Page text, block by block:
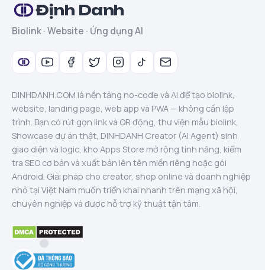
Định Danh
Biolink · Website · Ứng dụng AI
DINHDANH.COM là nền tảng no-code và AI để tạo biolink,
website, landing page, web app và PWA — không cần lập
trình. Bạn có rút gọn link và QR động, thư viện mẫu biolink,
Showcase dự án thật, DINHDANH Creator (AI Agent) sinh
giao diện và logic, kho Apps Store mở rộng tính năng, kiểm
tra SEO cơ bản và xuất bản lên tên miền riêng hoặc gói
Android. Giải pháp cho creator, shop online và doanh nghiệp
nhỏ tại Việt Nam muốn triển khai nhanh trên mạng xã hội,
chuyên nghiệp và được hỗ trợ kỹ thuật tận tâm.